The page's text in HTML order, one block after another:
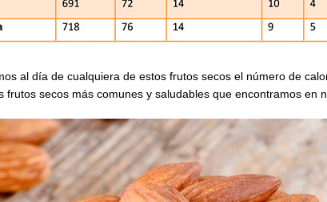
al día de cualquiera de estos frutos secos el número de
secos más comunes y saludables que encontramos en